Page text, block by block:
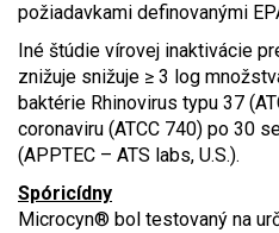
požiadavkami definovanými
Iné štúdie vírovej inaktivácie
znižuje snižuje ≥ 3 log
baktérie Rhinovirus typu 37
coronaviru (ATCC 740) po 30
(APPTEC – ATS labs, U.S.).
Spóricídny
Microcyn® bol testovaný na